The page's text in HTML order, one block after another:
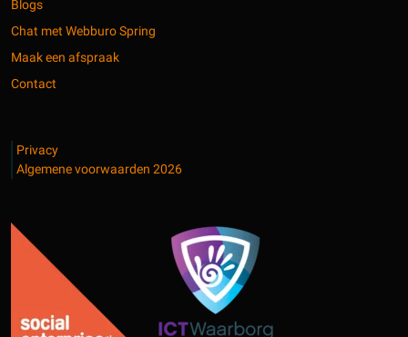
Blogs
Chat met Webburo Spring
Maak een afspraak
Contact
Privacy
Algemene voorwaarden 2026